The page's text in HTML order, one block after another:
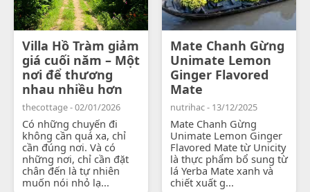
Villa Hồ Tràm giảm
giá cuối năm – Một
nơi để thương
nhau nhiều hơn
thecottage - 02/01/2026
Có những chuyến đi
không cần quá xa, chỉ
cần đúng nơi. Và có
những nơi, chỉ cần đặt
chân đến là tự nhiên
muốn nói nhỏ lạ...
Mate Chanh Gừng
Unimate Lemon
Ginger Flavored
Mate
nutrihac - 13/12/2025
Mate Chanh Gừng
Unimate Lemon Ginger
Flavored Mate từ Unicity
là thực phẩm bổ sung từ
lá Yerba Mate xanh và
chiết xuất g...